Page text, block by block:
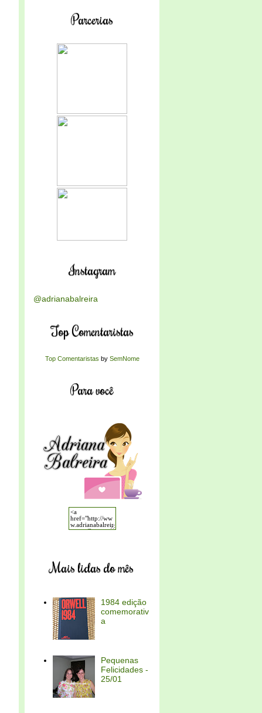
Parcerias
Instagram
@adrianabalreira
Top Comentaristas
Top Comentaristas by SemNome
Para você
Mais lidas do mês
1984 edição
comemorativ
a
Pequenas
Felicidades -
25/01